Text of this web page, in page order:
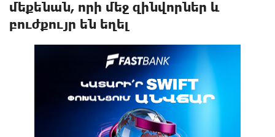
մեքենան, որի մեջ զինվորներ և
բուժքույր են եղել